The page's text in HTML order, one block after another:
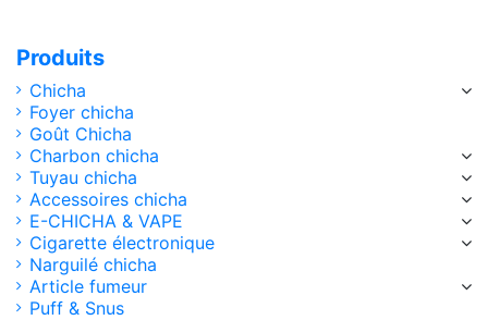
Produits
Chicha
Foyer chicha
Goût Chicha
Charbon chicha
Tuyau chicha
Accessoires chicha
E-CHICHA & VAPE
Cigarette électronique
Narguilé chicha
Article fumeur
Puff & Snus